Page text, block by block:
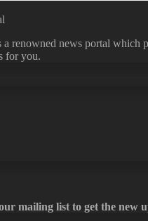
renowned news portal which
for you.
mailing list to get the new